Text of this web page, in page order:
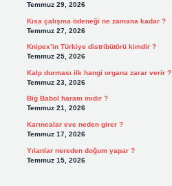
Temmuz 29, 2026
Kısa çalışma ödeneği ne zamana kadar ?
Temmuz 27, 2026
Knipex’in Türkiye distribütörü kimdir ?
Temmuz 25, 2026
Kalp durması ilk hangi organa zarar verir ?
Temmuz 23, 2026
Big Babol haram mıdır ?
Temmuz 21, 2026
Karıncalar eve neden girer ?
Temmuz 17, 2026
Yılanlar nereden doğum yapar ?
Temmuz 15, 2026